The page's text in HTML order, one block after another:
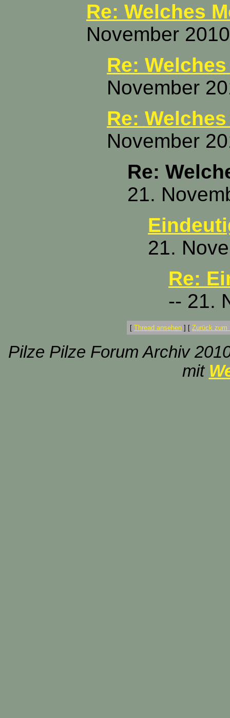
Re: Welches
November
Re:
November
Re:
November
Re:
21.
21.
Re:
-- 21.
[ Thread ansehen ] [ Zurück zum
Pilze Pilze Forum Archiv
mit